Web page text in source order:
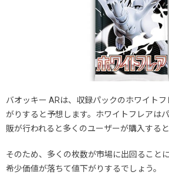
バオッキー ARは、収録パックのホワイト
がりすると予想します。ホワイトフレアは
販が行われると多くのユーザーが購入すると
そのため、多くの枚数が市場に出回ること
希少価値が落ちて値下がりするでしょう。